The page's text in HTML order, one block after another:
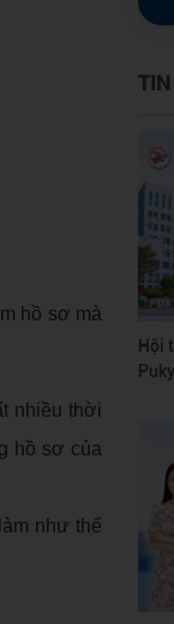
hồ sơ mà
nhiều thời
hồ sơ của
như thế
TIN
Hội